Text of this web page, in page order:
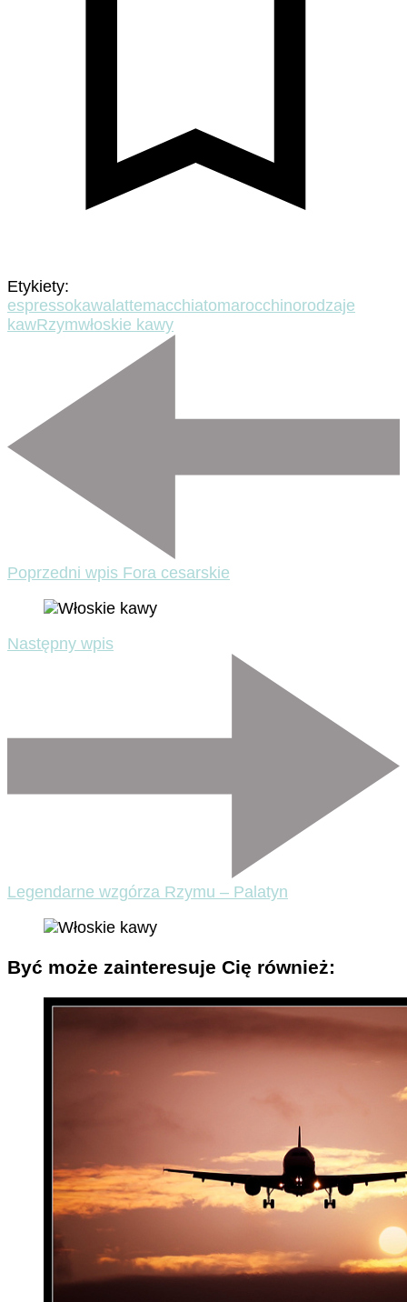
Etykiety:
espresso kawa lattemacchiatomarocchinorodzaje
kawRzymwłoskie kawy
Poprzedni wpis Fora cesarskie
Następny wpis
Legendarne wzgórza Rzymu – Palatyn
Być może zainteresuje Cię również: